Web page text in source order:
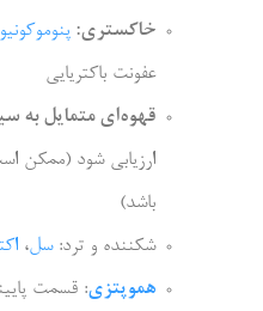
خاکستری:
عفونت باکتریایی
قهوه‌­ای متمایل به
ارزیابی شود (ممکن
باشد)
شکننده و ترد:سل،
هموپتزی: قسمت